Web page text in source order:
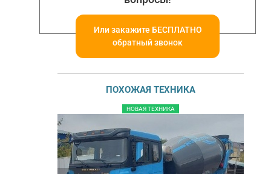
Или закажите БЕСПЛАТНО
обратный звонок
ПОХОЖАЯ ТЕХНИКА
НОВАЯ ТЕХНИКА